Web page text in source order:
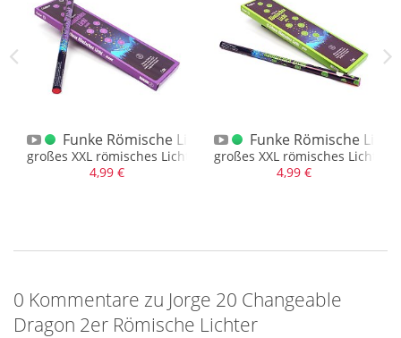
XXL Blau
mit Goldfontäne und blauer Stern
Funke Römische Lichter XXL Violett
großes XXL römisches Licht mit Goldschweif und Violett
4,99 €
Funke Römische
großes XXL römisches Licht
4,99 €
0 Kommentare zu Jorge 20 Changeable
Dragon 2er Römische Lichter